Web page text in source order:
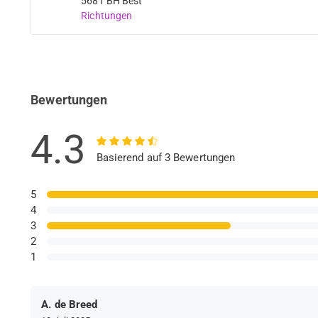
Richtungen
Bewertungen
4.3 Basierend auf 3 Bewertungen
5
4
3
2
1
A. de Breed